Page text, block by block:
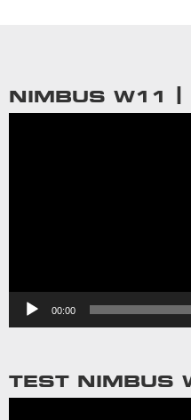
NIMBUS W11 |
00:00
TEST NIMBUS